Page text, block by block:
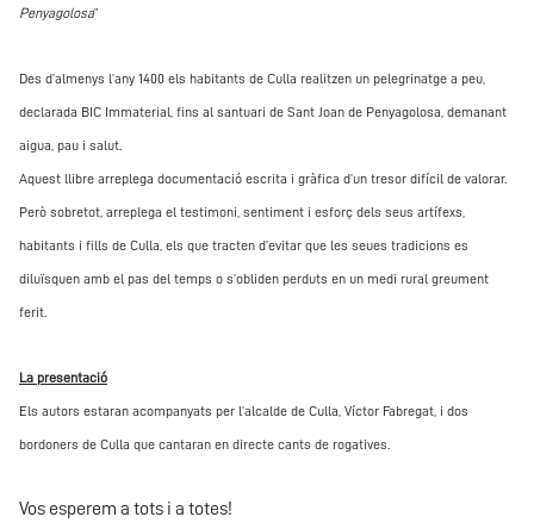
Penyagolosa”
Des d’almenys l’any 1400 els habitants de Culla realitzen un pelegrinatge a peu,
declarada BIC Immaterial, fins al santuari de Sant Joan de Penyagolosa, demanant
aigua, pau i salut.
Aquest llibre arreplega documentació escrita i gràfica d’un tresor difícil de valorar.
Però sobretot, arreplega el testimoni, sentiment i esforç dels seus artífexs,
habitants i fills de Culla, els que tracten d’evitar que les seues tradicions es
diluïsquen amb el pas del temps o s’obliden perduts en un medi rural greument
ferit.
La presentació
Els autors estaran acompanyats per l’alcalde de Culla, Víctor Fabregat, i dos
bordoners de Culla que cantaran en directe cants de rogatives.
Vos esperem a tots i a totes!